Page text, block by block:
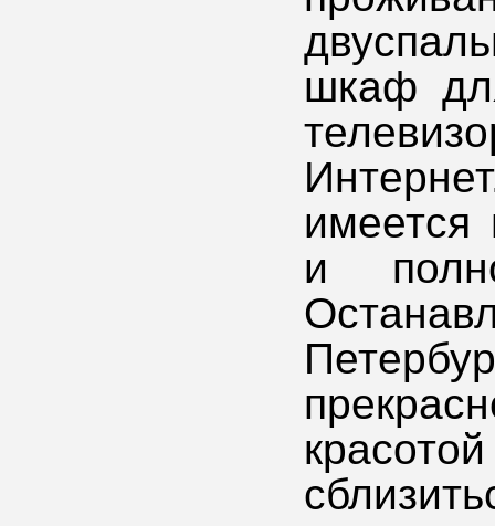
шкаф
имеется
и